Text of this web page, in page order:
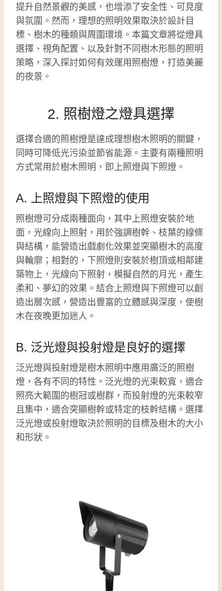
提升自然景觀的美感，也增添了安全性、可見度
與氛圍。然而，理想的照明效果取決於設計目
標、樹木的種類與周圍環境。本篇文章將從燈具
選擇、視角配置、以及針對不同樹木形態的照明
策略，深入探討如何有效運用照樹燈，打造美麗
的夜景。
2. 照樹燈之燈具選擇
選擇合適的照樹燈是達成理想樹木照明的關鍵，
同時可降低光污染並節省能源。主要有兩種照明
方式常用於樹木照明，即上照燈與下照燈。
A. 上照燈與下照燈的使用
照樹燈可分成兩種面向，其中上照燈安裝於地
面，光線向上照射，用於強調樹幹、枝葉的線條
與結構，能營造出戲劇化效果並突顯樹木的高度
與輪廓；相對的，下照燈則安裝於樹頂或相鄰建
築物上，光線向下照射，模擬自然的月光，產生
柔和、夢幻的效果。結合上照燈與下照燈可以創
造出層次感，營造出豐富的立體感與深度，使樹
木在夜晚更加迷人。
B. 泛光燈與投射燈是良好的選擇
泛光燈與投射燈是樹木照明中應用廣泛的照樹
燈，各有不同的特性。泛光燈的光束較寬，適合
照亮大範圍的樹冠或樹群，而投射燈的光束較窄
且集中，適合突顯樹幹或特定的枝幹結構。選擇
泛光燈或投射燈取決於照明的目標及樹木的大小
和形狀。